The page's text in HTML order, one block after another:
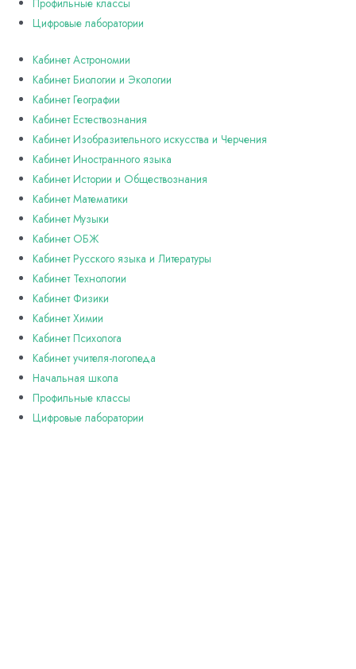
Профильные классы
Цифровые лаборатории
Кабинет Астрономии
Кабинет Биологии и Экологии
Кабинет Географии
Кабинет Естествознания
Кабинет Изобразительного искусства и Черчения
Кабинет Иностранного языка
Кабинет Истории и Обществознания
Кабинет Математики
Кабинет Музыки
Кабинет ОБЖ
Кабинет Русского языка и Литературы
Кабинет Технологии
Кабинет Физики
Кабинет Химии
Кабинет Психолога
Кабинет учителя-логопеда
Начальная школа
Профильные классы
Цифровые лаборатории